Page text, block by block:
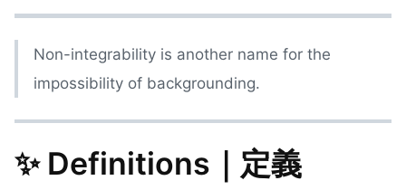
Non-integrability is another name for the
impossibility of backgrounding.
✨ Definitions｜定義